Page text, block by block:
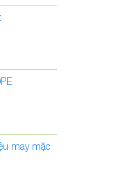
may mặc